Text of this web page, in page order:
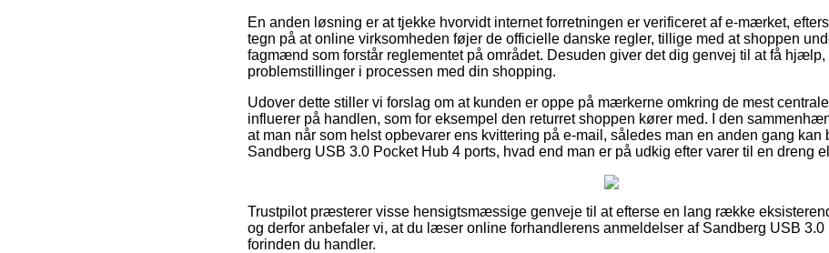
En anden løsning er at tjekke hvorvidt internet forretningen er verificeret af e-mærket,
tegn på at online virksomheden føjer de officielle danske regler, tillige med at shoppen
fagmænd som forstår reglementet på området. Desuden giver det dig genvej til at få hjælp,
problemstillinger i processen med din shopping.
Udover dette stiller vi forslag om at kunden er oppe på mærkerne omkring de mest
influerer på handlen, som for eksempel den returret shoppen kører med. I den
at man når som helst opbevarer ens kvittering på e-mail, således man en anden gang
Sandberg USB 3.0 Pocket Hub 4 ports, hvad end man er på udkig efter varer til en dreng
Trustpilot præsterer visse hensigtsmæssige genveje til at efterse en lang række
og derfor anbefaler vi, at du læser online forhandlerens anmeldelser af Sandberg USB 3.0
forinden du handler.